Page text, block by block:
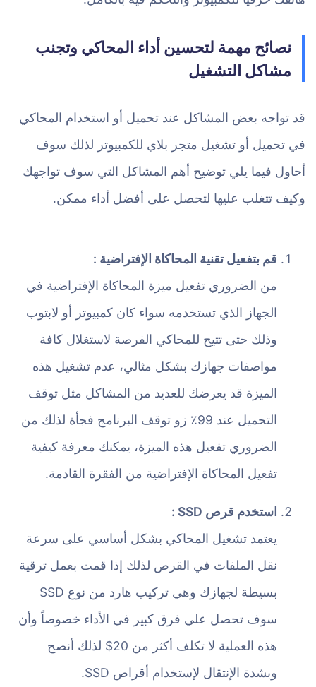
نصائح مهمة لتحسين أداء المحاكي وتجنب
مشاكل التشغيل
قد تواجه بعض المشاكل عند تحميل أو استخدام المحاكي
في تحميل أو تشغيل متجر بلاي للكمبيوتر لذلك سوف
أحاول فيما يلي توضيح أهم المشاكل التي سوف تواجهك
وكيف تتغلب عليها لتحصل على أفضل أداء ممكن.
قم بتفعيل تقنية المحاكاة الإفتراضية :
من الضروري تفعيل ميزة المحاكاة الإفتراضية في
الجهاز الذي تستخدمه سواء كان كمبيوتر أو لابتوب
وذلك حتى تتيح للمحاكي الفرصة لاستغلال كافة
مواصفات جهازك بشكل مثالي، عدم تشغيل هذه
الميزة قد يعرضك للعديد من المشاكل مثل توقف
التحميل عند 99٪ زو توقف البرنامج فجأة لذلك من
الضروري تفعيل هذه الميزة، يمكنك معرفة كيفية
تفعيل المحاكاة الإفتراضية من الفقرة القادمة.
استخدم قرص SSD :
يعتمد تشغيل المحاكي بشكل أساسي على سرعة
نقل الملفات في القرص لذلك إذا قمت بعمل ترقية
بسيطة لجهازك وهي تركيب هارد من نوع SSD
سوف تحصل علي فرق كبير في الأداء خصوصاً وأن
هذه العملية لا تكلف أكثر من 20$ لذلك أنصح
وبشدة الإنتقال لإستخدام أقراص SSD.